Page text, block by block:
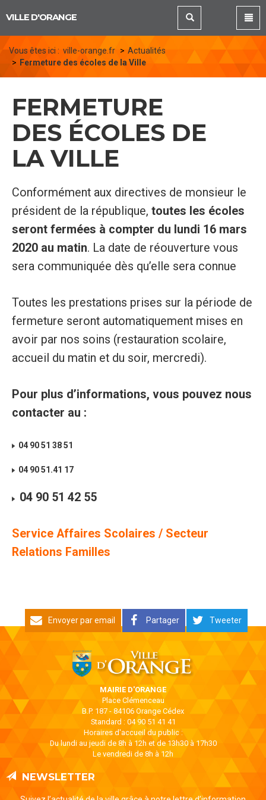
VILLE D'ORANGE
Vous êtes ici : ville-orange.fr
Actualités
Fermeture des écoles de la Ville
FERMETURE
DES ÉCOLES DE
LA VILLE
Conformément aux directives de monsieur le
président de la république, toutes les écoles
seront fermées à compter du lundi 16 mars
2020 au matin. La date de réouverture vous
sera communiquée dès qu’elle sera connue
Toutes les prestations prises sur la période de
fermeture seront automatiquement mises en
avoir par nos soins (restauration scolaire,
accueil du matin et du soir, mercredi).
Pour plus d’informations, vous pouvez nous
contacter au :
04 90 51 38 51
04 90 51.41 17
04 90 51 42 55
Service Affaires Scolaires / Secteur
Relations Familles
Envoyer par email Partager Tweeter
MAIRIE D'ORANGE
Place Clémenceau
B.P. 187 - 84106 Orange Cédex
Standard : 04 90 51 41 41
Horaires d'accueil du public :
Du lundi au jeudi de 8h à 12h et de 13h30 à 17h30
Le vendredi de 8h à 12h
NEWSLETTER